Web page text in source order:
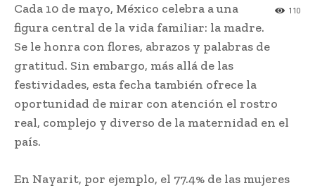
110
Cada 10 de mayo, México celebra a una
figura central de la vida familiar: la madre.
Se le honra con flores, abrazos y palabras de
gratitud. Sin embargo, más allá de las
festividades, esta fecha también ofrece la
oportunidad de mirar con atención el rostro
real, complejo y diverso de la maternidad en el
país.
En Nayarit, por ejemplo, el 77.4% de las mujeres